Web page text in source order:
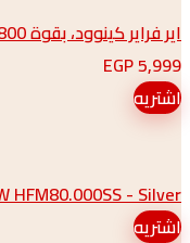
بقوة 1800 وات، سعة 7 لتر، فضي...
1800W